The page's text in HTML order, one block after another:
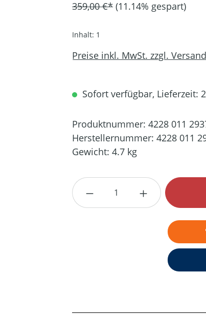
359,00 €* (11.14% gespart)
Inhalt: 1
Preise inkl. MwSt. zzgl.
Sofort verfügbar, Lieferzeit:
Produktnummer: 4228 011
Herstellernummer: 4228 011
Gewicht: 4.7 kg
Produkt Anzahl: Gib